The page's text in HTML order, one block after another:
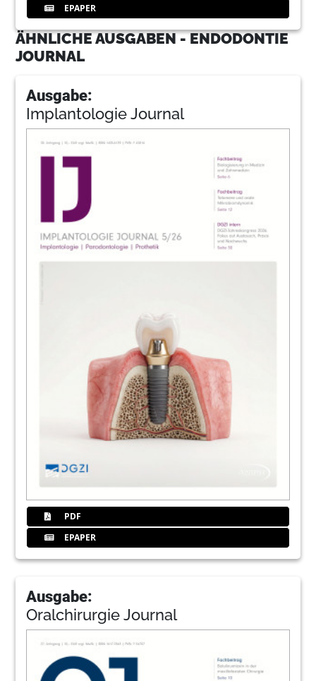
EPAPER
ÄHNLICHE AUSGABEN - ENDODONTIE
JOURNAL
Ausgabe:
Implantologie Journal
PDF
EPAPER
Ausgabe:
Oralchirurgie Journal